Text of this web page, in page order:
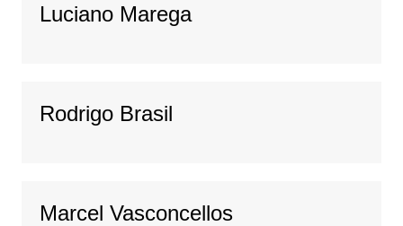
Luciano Marega
Rodrigo Brasil
Marcel Vasconcellos